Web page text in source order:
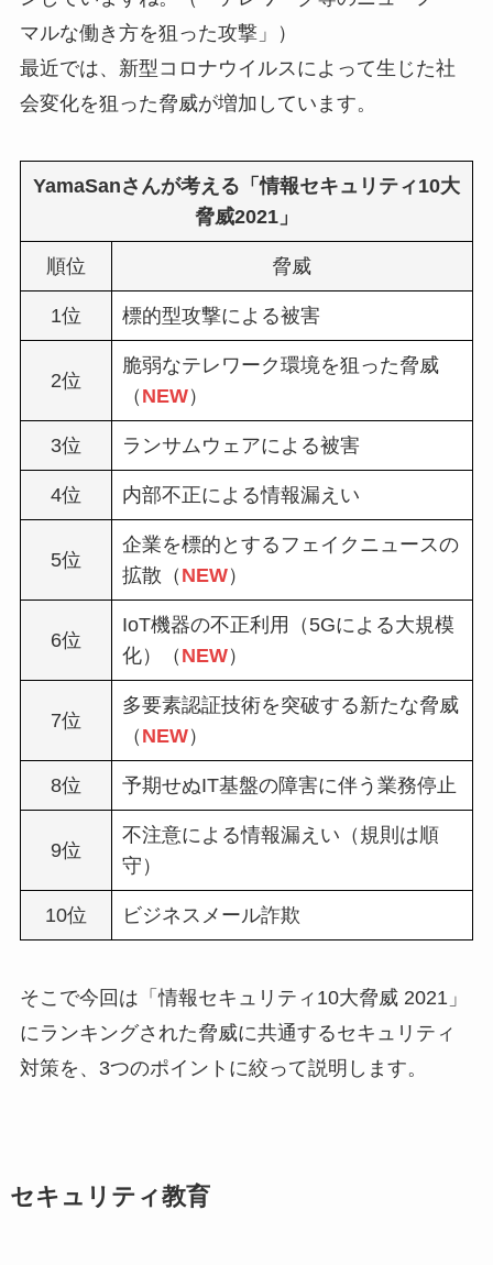
マルな働き方を狙った攻撃」）
最近では、新型コロナウイルスによって生じた社
会変化を狙った脅威が増加しています。
YamaSanさんが考える「情報セキュリティ10大
脅威2021」
順位 脅威
1位 標的型攻撃による被害
2位
脆弱なテレワーク環境を狙った脅威
（ NEW）
3位 ランサムウェアによる被害
4位 内部不正による情報漏えい
5位
企業を標的とするフェイクニュースの
拡散（ NEW）
6位
IoT機器の不正利用（5Gによる大規模
化）（ NEW）
7位
多要素認証技術を突破する新たな脅威
（ NEW）
8位 予期せぬIT基盤の障害に伴う業務停止
9位
不注意による情報漏えい（規則は順
守）
10位 ビジネスメール詐欺
そこで今回は「情報セキュリティ10大脅威 2021」
にランキングされた脅威に共通するセキュリティ
対策を、3つのポイントに絞って説明します。
セキュリティ教育